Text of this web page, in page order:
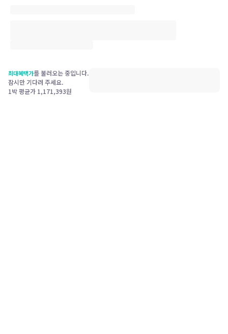
최대혜택가를 불러오는 중입니다.
잠시만 기다려 주세요.
1박 평균가 1,171,393원